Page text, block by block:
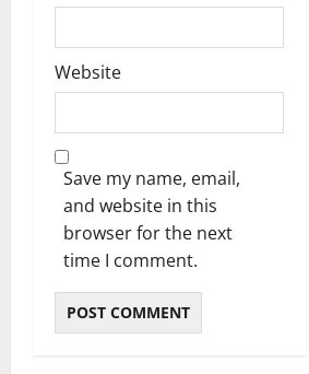
Website
Save my name, email,
and website in this
browser for the next
time I comment.